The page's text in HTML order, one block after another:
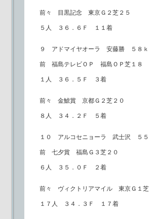
前々 目黒記念 東京Ｇ２芝２５
５人 ３６．６Ｆ １１着
９ アドマイヤオーラ 安藤勝 ５８ｋ
前 福島テレビＯＰ 福島ＯＰ芝１８
１人 ３６．５Ｆ ３着
前々 金鯱賞 京都Ｇ２芝２０
８人 ３４．２Ｆ ５着
１０ アルコセニョーラ 武士沢 ５５
前 七夕賞 福島Ｇ３芝２０
６人 ３５．０Ｆ ２着
前々 ヴィクトリアマイル 東京Ｇ１芝
１７人 ３４．３Ｆ １７着